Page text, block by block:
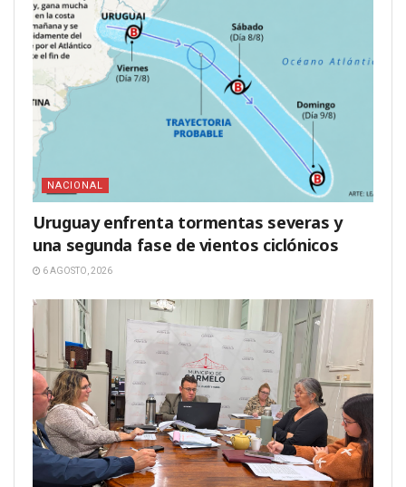
NACIONAL
Uruguay enfrenta tormentas severas y
una segunda fase de vientos ciclónicos
6 AGOSTO, 2026